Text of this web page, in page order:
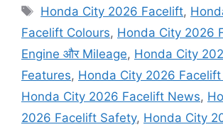
Tags
Honda City 2026 Facelift,
Facelift Colours, Honda City 2026
Engine और Mileage, Honda City
Features, Honda City 2026 Facelift
Honda City 2026 Facelift News,
2026 Facelift Safety, Honda City